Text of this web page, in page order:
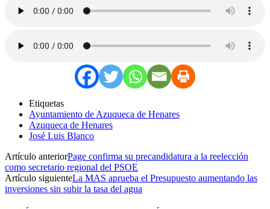
Etiquetas
Ayuntamiento de Azuqueca de Henares
Azuqueca de Henares
José Luis Blanco
Artículo anteriorPage confirma su precandidatura a la reelección
como secretario regional del PSOE
Artículo siguienteLa MAS aprueba el Presupuesto aumentando las
inversiones sin subir la tasa del agua